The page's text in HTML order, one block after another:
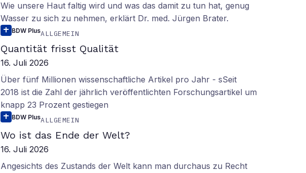
Wie unsere Haut faltig wird und was das damit zu tun hat, genug
Wasser zu sich zu nehmen, erklärt Dr. med. Jürgen Brater.
BDW PlusALLGEMEIN
Quantität frisst Qualität
16. Juli 2026
Über fünf Millionen wissenschaftliche Artikel pro Jahr - sSeit
2018 ist die Zahl der jährlich veröffentlichten Forschungsartikel um
knapp 23 Prozent gestiegen
BDW PlusALLGEMEIN
Wo ist das Ende der Welt?
16. Juli 2026
Angesichts des Zustands der Welt kann man durchaus zu Recht